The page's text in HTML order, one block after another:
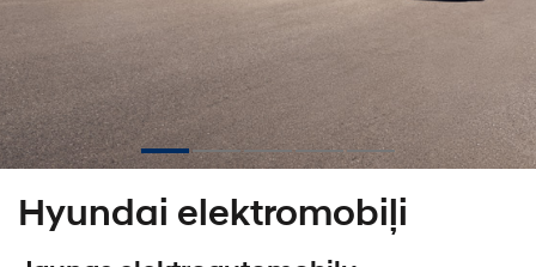
Hyundai elektromobiļi